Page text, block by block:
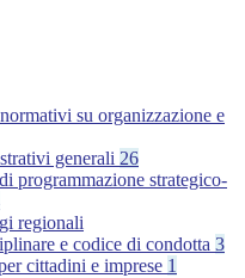
su organizzazione e
generali 26
programmazione strategico-
regionali
e codice di condotta 3
cittadini e imprese 1